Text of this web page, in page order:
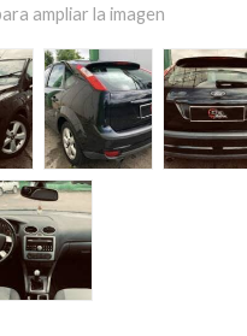
ampliar la imagen